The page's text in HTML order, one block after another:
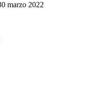
marzo 2022